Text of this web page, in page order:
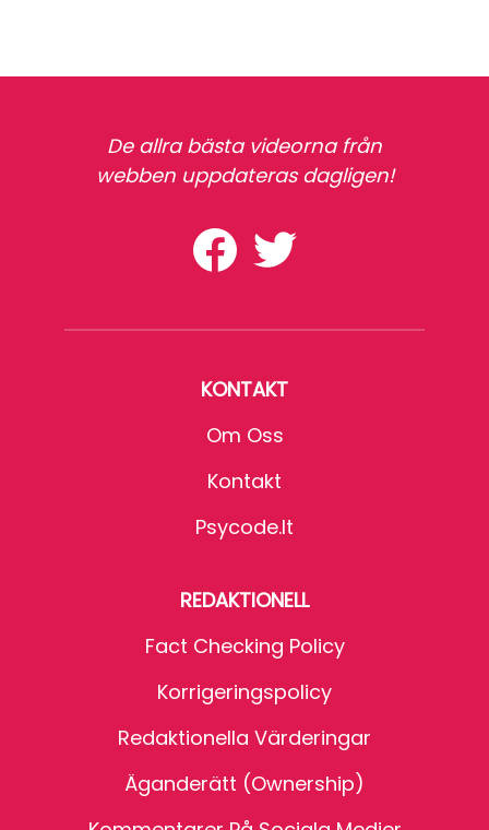
De allra bästa videorna från
webben uppdateras dagligen!
KONTAKT
Om Oss
Kontakt
Psycode.it
REDAKTIONELL
Fact Checking Policy
Korrigeringspolicy
Redaktionella Värderingar
Äganderätt (Ownership)